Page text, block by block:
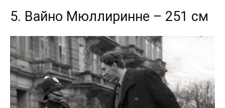
5. Вайно Мюллиринне – 251 см